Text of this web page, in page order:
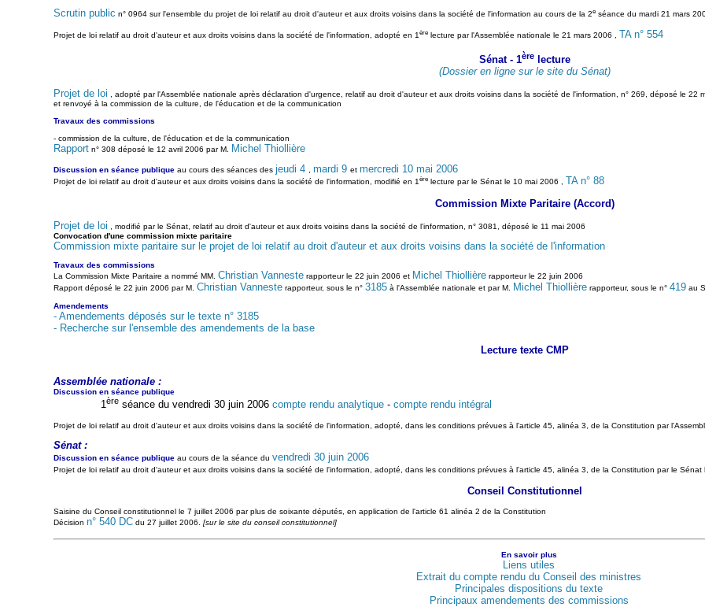
Scrutin public n° 0964 sur l'ensemble du projet de loi relatif au droit d'auteur et aux droits voisins dans la société de l'information au cours de la 2eséance du mardi 21 mars
Projet de loi relatif au droit d'auteur et aux droits voisins dans la société de l'information, adopté en 1 èrelecture par l'Assemblée nationale le 21 mars 2006 , TA n° 554
Sénat - 1ère lecture
(Dossier en ligne sur le site du Sénat)
Projet de loi , adopté par l'Assemblée nationale après déclaration d'urgence, relatif au droit d'auteur et aux droits voisins dans la société de l'information, n° 269, déposé le 22
et renvoyé à la commission de la culture, de l'éducation et de la communication
Travaux des commissions
- commission de la culture, de l'éducation et de la communication
Rapportn° 308 déposé le 12 avril 2006 par M. Michel Thiollière
Discussion en séance publiqueau cours des séances des jeudi 4 mardi 9 et mercredi 10 mai 2006
Projet de loi relatif au droit d'auteur et aux droits voisins dans la société de l'information, modifié en 1èrelecture par le Sénat le 10 mai 2006 , TA n° 88
Commission Mixte Paritaire (Accord)
Projet de loi , modifié par le Sénat, relatif au droit d'auteur et aux droits voisins dans la société de l'information, n° 3081, déposé le 11 mai 2006
Convocation d'une commission mixte paritaire
Commission mixte paritaire sur le projet de loi relatif au droit d'auteur et aux droits voisins dans la société de l'information
Travaux des commissions
La Commission Mixte Paritaire a nommé MM. Christian Vannesterapporteur le 22 juin 2006 et Michel Thiollièrerapporteur le 22 juin 2006
Rapport déposé le 22 juin 2006 par M. Christian Vannesterapporteur, sous le n° 3185à l'Assemblée nationale et par M. Michel Thiollièrerapporteur, sous le n° 419au
Amendements
- Amendements déposés sur le texte n° 3185
- Recherche sur l'ensemble des amendements de la base
Lecture texte CMP
Assemblée nationale :
Discussion en séance publique
1 ère séance du vendredi 30 juin 2006 compte rendu analytique - compte rendu intégral
Projet de loi relatif au droit d'auteur et aux droits voisins dans la société de l'information, adopté, dans les conditions prévues à l'article 45, alinéa 3, de la Constitution par
Sénat :
Discussion en séance publiqueau cours de la séance du vendredi 30 juin 2006
Projet de loi relatif au droit d'auteur et aux droits voisins dans la société de l'information, adopté, dans les conditions prévues à l'article 45, alinéa 3, de la Constitution par le Sénat
Conseil Constitutionnel
Saisine du Conseil constitutionnel le 7 juillet 2006 par plus de soixante députés, en application de l'article 61 alinéa 2 de la Constitution
Décision n° 540 DCdu 27 juillet 2006. [sur le site du conseil constitutionnel]
En savoir plus
Liens utiles
Extrait du compte rendu du Conseil des ministres
Principales dispositions du texte
Principaux amendements des commissions